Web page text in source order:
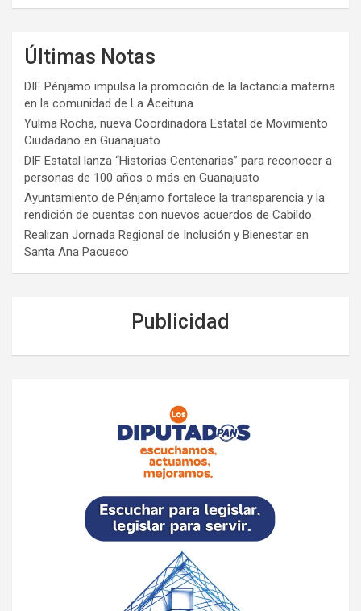
Últimas Notas
DIF Pénjamo impulsa la promoción de la lactancia materna
en la comunidad de La Aceituna
Yulma Rocha, nueva Coordinadora Estatal de Movimiento
Ciudadano en Guanajuato
DIF Estatal lanza “Historias Centenarias” para reconocer a
personas de 100 años o más en Guanajuato
Ayuntamiento de Pénjamo fortalece la transparencia y la
rendición de cuentas con nuevos acuerdos de Cabildo
Realizan Jornada Regional de Inclusión y Bienestar en
Santa Ana Pacueco
Publicidad